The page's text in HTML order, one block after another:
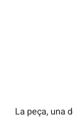
La peça, una